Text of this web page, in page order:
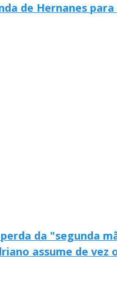
de Hernanes para
da "segunda
assume de